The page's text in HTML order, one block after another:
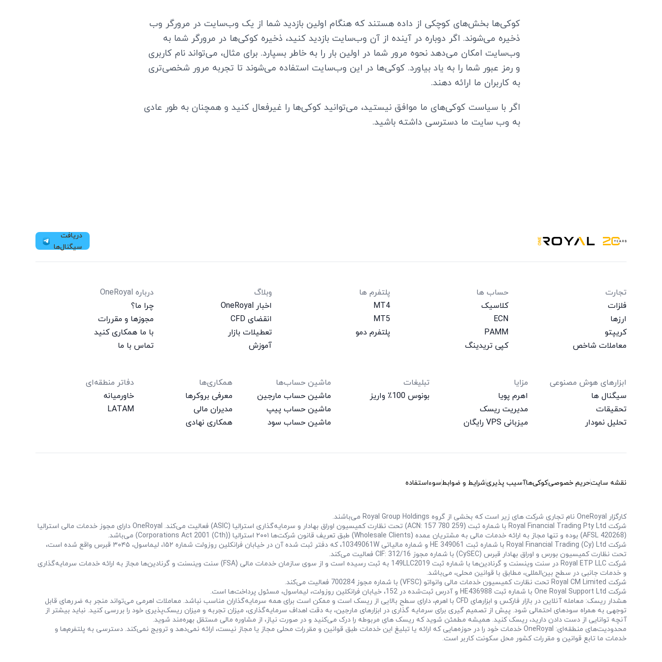
کوکی‌ها بخش‌های کوچکی از داده هستند که هنگام اولین بازدید شما از یک وب‌سایت در مرورگر وب
ذخیره می‌شوند. اگر دوباره در آینده از آن وب‌سایت بازدید کنید، ذخیره کوکی‌ها در مرورگر شما به
وب‌سایت امکان می‌دهد نحوه مرور شما در اولین بار را به خاطر بسپارد. برای مثال، می‌تواند نام کاربری
و رمز عبور شما را به یاد بیاورد. کوکی‌ها در این وب‌سایت استفاده می‌شوند تا تجربه مرور شخصی‌تری
به کاربران ما ارائه دهند.
اگر با سیاست کوکی‌های ما موافق نیستید، می‌توانید کوکی‌ها را غیرفعال کنید و همچنان به طور عادی
به وب‌ سایت ما دسترسی داشته باشید.
OneRoyal Home
دریافت
سیگنال‌ها
تجارت
فلزات
ارزها
کریپتو
معاملات شاخص
حساب‌ ها
کلاسیک
ECN
PAMM
کپی تریدینگ
پلتفرم‌ ها
MT4
MT5
پلتفرم دمو
وبلاگ
اخبار OneRoyal
انقضای CFD
تعطیلات بازار
آموزش
درباره OneRoyal
چرا ما؟
مجوزها و مقررات
با ما همکاری کنید
تماس با ما
ابزارهای هوش مصنوعی
سیگنال‌ ها
تحقیقات
تحلیل نمودار
مزایا
اهرم پویا
مدیریت ریسک
میزبانی VPS رایگان
تبلیغات
بونوس 100٪ واریز
ماشین حساب‌ها
ماشین حساب مارجین
ماشین حساب پیپ
ماشین حساب سود
همکاری‌ها
معرفی بروکرها
مدیران مالی
همکاری نهادی
دفاتر منطقه‌ای
خاورمیانه
LATAM
نقشه سایتحریم خصوصیکوکی‌هاآسیب‌ پذیریشرایط و ضوابطسوءاستفاده
کارگزار OneRoyal نام تجاری شرکت‌ های زیر است که بخشی از گروه Royal Group Holdings می‌باشند.
شرکت Royal Financial Trading Pty Ltd با شماره ثبت (ACN: 157 780 259) تحت نظارت کمیسیون اوراق بهادار و سرمایه‌گذاری استرالیا (ASIC) فعالیت می‌کند. OneRoyal دارای مجوز خدمات مالی استرالیا
(AFSL 420268) بوده و تنها مجاز به ارائه خدمات مالی به مشتریان عمده‌ (Wholesale Clients) طبق تعریف قانون شرکت‌ها ۲۰۰۱ استرالیا (Corporations Act 2001 (Cth)) می‌باشد.
شرکت Royal Financial Trading (Cy) Ltd با شماره ثبت HE 349061 و شماره مالیاتی 10349061W، که دفتر ثبت‌ شده آن در خیابان فرانکلین روزولت شماره ۱۵۲، لیماسول، ۳۰۴۵ قبرس واقع شده است،
تحت نظارت کمیسیون بورس و اوراق بهادار قبرس (CySEC) با شماره مجوز CIF: 312/16 فعالیت می‌کند.
شرکت Royal ETP LLC در سنت وینسنت و گرنادین‌ها با شماره ثبت 149LLC2019 به ثبت رسیده است و از سوی سازمان خدمات مالی (FSA) سنت وینسنت و گرنادین‌ها مجاز به ارائه خدمات سرمایه‌گذاری
و خدمات جانبی در سطح بین‌المللی، مطابق با قوانین محلی، می‌باشد.
شرکت Royal CM Limited تحت نظارت کمیسیون خدمات مالی وانواتو (VFSC) با شماره مجوز 700284 فعالیت می‌کند.
شرکت One Royal Support Ltd با شماره ثبت HE436988 و آدرس ثبت‌شده در 152، خیابان فرانکلین روزولت، لیماسول، مسئول پرداخت‌ها است.
هشدار ریسک: معامله آنلاین در بازار فارکس و ابزارهای CFD با اهرم، دارای سطح بالایی از ریسک است و ممکن است برای همه سرمایه‌گذاران مناسب نباشد. معاملات اهرمی می‌تواند منجر به ضررهای قابل
توجهی به همراه سودهای احتمالی شود. پیش از تصمیم‌ گیری برای سرمایه‌ گذاری در ابزارهای مارجین، به دقت اهداف سرمایه‌گذاری، میزان تجربه و میزان ریسک‌پذیری خود را بررسی کنید. نباید بیشتر از
آنچه توانایی از دست دادن دارید، ریسک کنید. همیشه مطمئن شوید که ریسک‌ های مربوطه را درک می‌کنید و در صورت نیاز، از مشاوره مالی مستقل بهره‌مند شوید.
محدودیت‌های منطقه‌ای: OneRoyal خدمات خود را در حوزه‌هایی که ارائه یا تبلیغ این خدمات طبق قوانین و مقررات محلی مجاز یا مجاز نیست، ارائه نمی‌دهد و ترویج نمی‌کند. دسترسی به پلتفرم‌ها و
خدمات ما تابع قوانین و مقررات کشور محل سکونت کاربر است.